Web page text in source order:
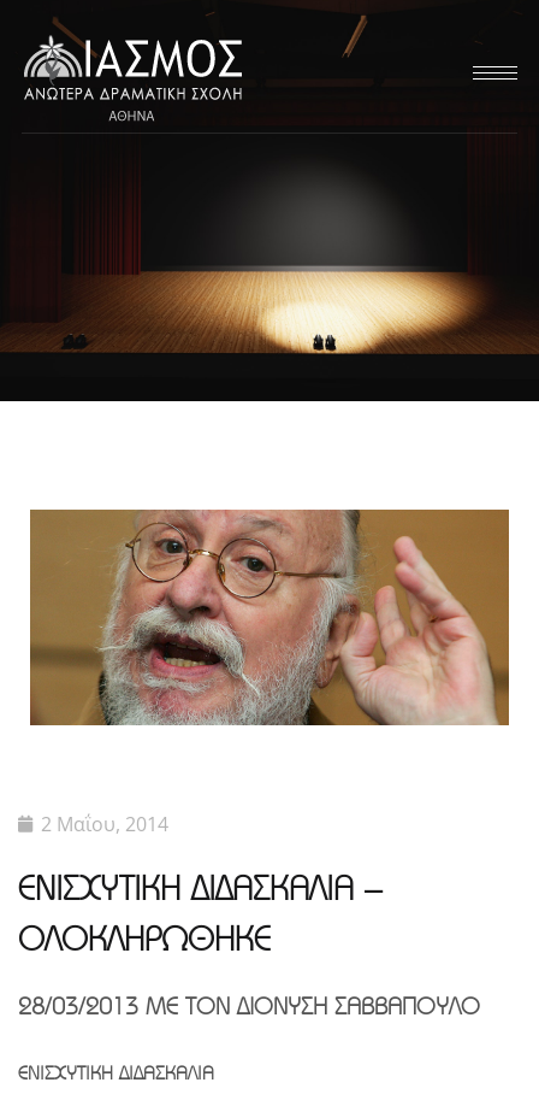
2 Μαΐου, 2014
ΕΝΙΣΧΥΤΙΚΗ ΔΙΔΑΣΚΑΛΙΑ –
ΟΛΟΚΛΗΡΩΘΗΚΕ
28/03/2013 ΜΕ ΤΟΝ ΔΙΟΝΎΣΗ ΣΑΒΒΆΠΟΥΛΟ
ΕΝΙΣΧΥΤΙΚΉ ΔΙΔΑΣΚΑΛΊΑ